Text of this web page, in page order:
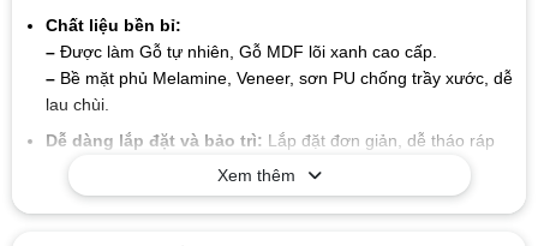
Chất liệu bền bỉ:
–Được làm Gỗ tự nhiên, Gỗ MDF lõi xanh cao cấp.
–Bề mặt phủ Melamine, Veneer, sơn PU chống trầy xước, dễ
lau chùi.
Dễ dàng lắp đặt và bảo trì: Lắp đặt đơn giản, dễ tháo ráp
Chất liệu và thiết kế của sản phẩm có tuổi thọ
cao, giúp bạn tiết kiệm chi phí trong suốt quá trình sử dụng
Xem thêm